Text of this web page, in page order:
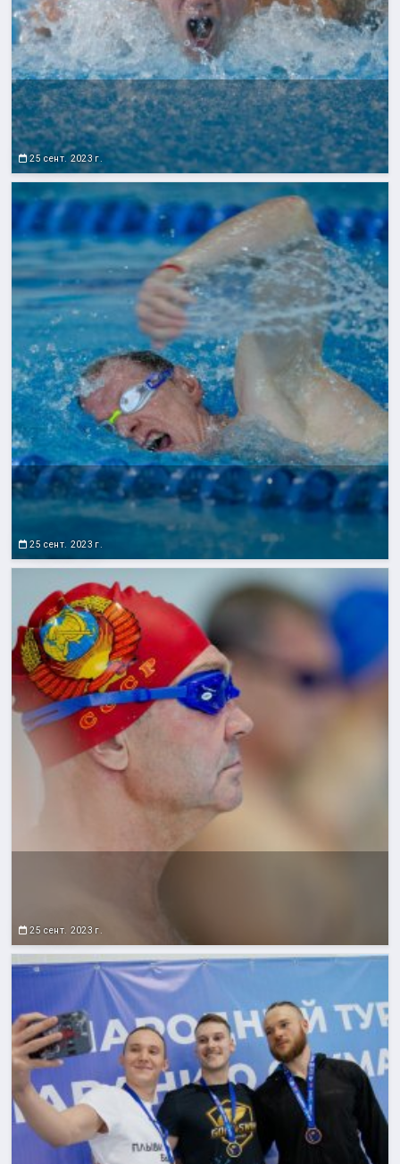
25 сент. 2023 г.
25 сент. 2023 г.
25 сент. 2023 г.